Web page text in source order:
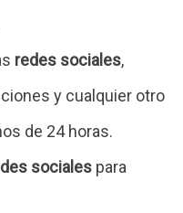
redes sociales,
y cualquier otro
de 24 horas.
sociales para